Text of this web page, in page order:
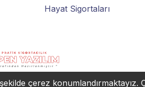
Hayat Sigortaları
çerez konumlandırmaktayız.